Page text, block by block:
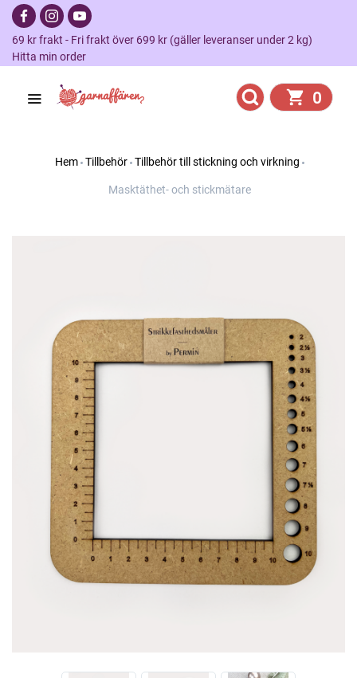
69 kr frakt - Fri frakt över 699 kr (gäller leveranser under 2 kg)
Hitta min order
0
Hem Tillbehör Tillbehör till stickning och virkning
Masktäthet- och stickmätare